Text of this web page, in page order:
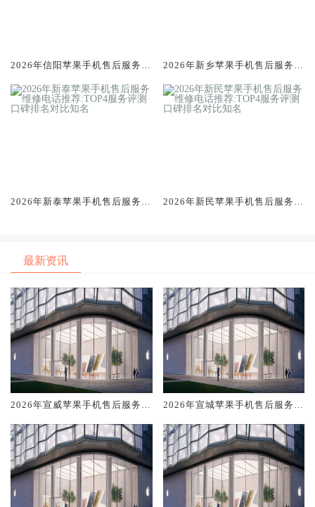
2026年信阳苹果手机售后服务维
排名对比知名
2026年新乡苹果手机售后服务维
排名对比知名
2026年新泰苹果手机售后服务维
2026年新民苹果手机售后服务维
最新资讯
2026年宣威苹果手机售后服务维
排名对比知名
2026年宣城苹果手机售后服务维
排名对比知名